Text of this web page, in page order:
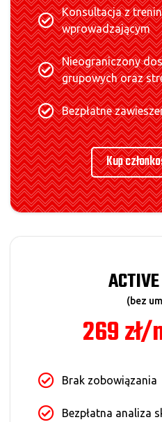
Konsultacja z
wprowadzającym
Nieograniczony
grupowych oraz
Bezpłatne
Kup
(bez
269
Brak zobowiązania
Bezpłatna analiza